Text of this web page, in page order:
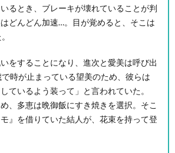
るとき、ブレーキが壊れていることが判
どんどん加速…。目が覚めると、そこは
をすることになり、進次と愛美は呼び出
時が止まっている望美のため、彼らは
ているよう装って」と言われていた。
、多恵は晩御飯にすき焼きを選択。そこ
』を借りていた結人が、花束を持って登